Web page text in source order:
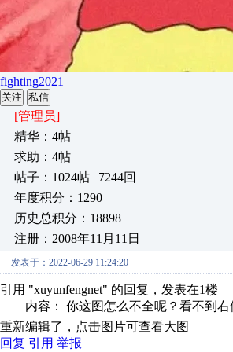
fighting2021
关注 私信
[管理员]
精华：4帖
求助：4帖
帖子：1024帖 | 7244回
年度积分：1290
历史总积分：18898
注册：2008年11月11日
发表于：2022-06-29 11:24:20
引用 "xuyunfengnet" 的回复，发表在1楼
内容： 你这图怎么不全呢？看不到右
重新编辑了，点击图片可查看大图
回复 引用 举报